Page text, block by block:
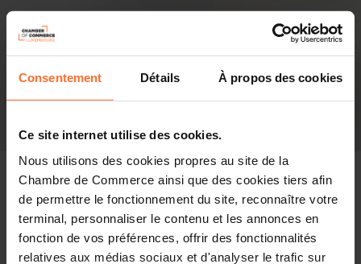
Consentement Détails À propos des cookies
Ce site internet utilise des cookies.
Nous utilisons des cookies propres au site de la
Chambre de Commerce ainsi que des cookies tiers afin
de permettre le fonctionnement du site, reconnaître votre
terminal, personnaliser le contenu et les annonces en
fonction de vos préférences, offrir des fonctionnalités
relatives aux médias sociaux et d'analyser le trafic sur
Pressespiegel